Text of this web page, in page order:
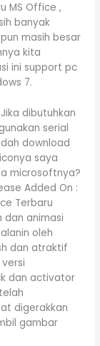
MS Office ,
banyak
masih besar
kita
ini support pc
7.
dibutuhkan
serial
download
saya
microsoftnya?
Added On :
Terbaru
dan animasi
oleh
dan atraktif
dan activator
digerakkan
gambar